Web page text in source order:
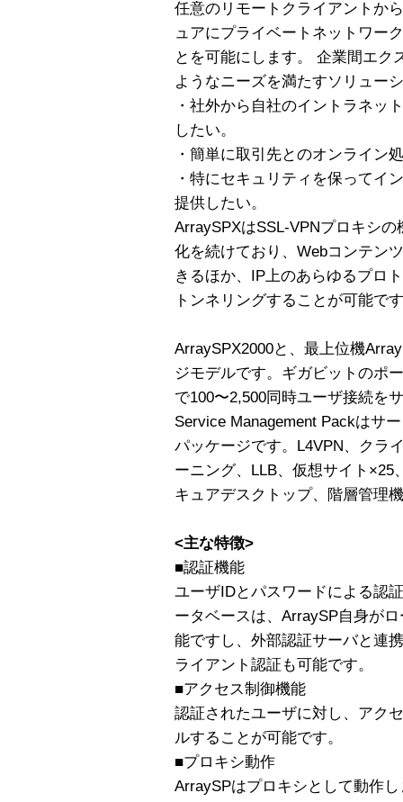
任意のリモートクライアントか
ュアにプライベートネットワー
とを可能にします。 企業間エク
ようなニーズを満たすソリュー
・社外から自社のイントラネッ
したい。
・簡単に取引先とのオンライン
・特にセキュリティを保ってイ
提供したい。
ArraySPXはSSL-VPNプロキシ
化を続けており、Webコンテン
きるほか、IP上のあらゆるプロ
トンネリングすることが可能で
ArraySPX2000と、最上位機
ジモデルです。ギガビットのポ
で100〜2,500同時ユーザ接続を
Service Management Packはサ
パッケージです。L4VPN、クラ
ーニング、LLB、仮想サイト×25
キュアデスクトップ、階層管理
<主な特徴>
■認証機能
ユーザIDとパスワードによる認
ータベースは、ArraySP自身が
能ですし、外部認証サーバと連
ライアント認証も可能です。
■アクセス制御機能
認証されたユーザに対し、アク
ルすることが可能です。
■プロキシ動作
ArraySPはプロキシとして動作